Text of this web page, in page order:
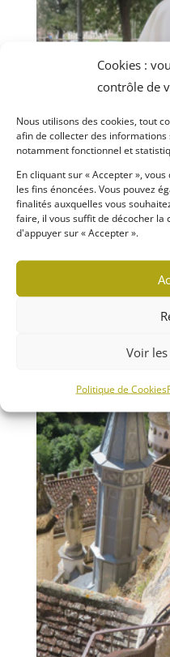
Cookies :
contrôle de
Nous utilisons des cookies, tout
afin de collecter des informations
notamment fonctionnel et
En cliquant sur « Accepter »,
les fins énoncées. Vous pouvez
finalités auxquelles vous
faire, il vous suffit de décocher la
d'appuyer sur « Accepter ».
Voir
Politique de Cookies
Sur les pas de saint